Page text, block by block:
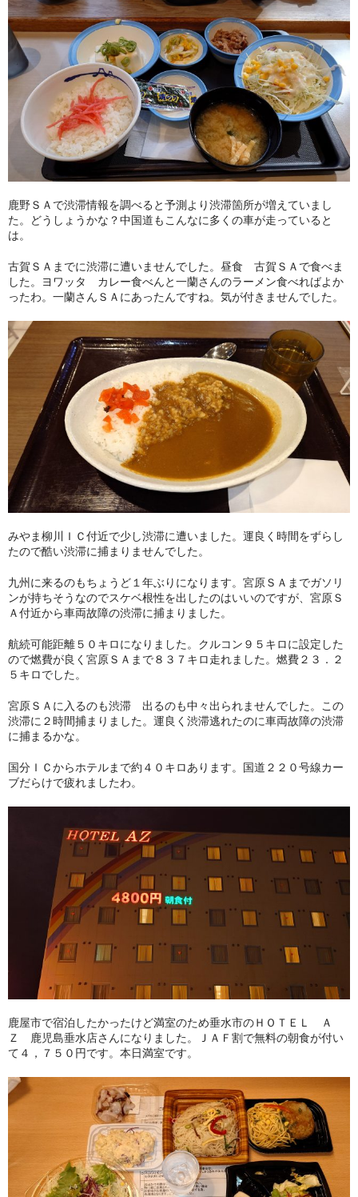
鹿野ＳＡで渋滞情報を調べると予測より渋滞箇所が増えていまし
た。どうしょうかな？中国道もこんなに多くの車が走っていると
は。
古賀ＳＡまでに渋滞に遭いませんでした。昼食 古賀ＳＡで食べま
した。ヨワッタ カレー食べんと一蘭さんのラーメン食べればよか
ったわ。一蘭さんＳＡにあったんですね。気が付きませんでした。
みやま柳川ＩＣ付近で少し渋滞に遭いました。運良く時間をずらし
たので酷い渋滞に捕まりませんでした。
九州に来るのもちょうど１年ぶりになります。宮原ＳＡまでガソリ
ンが持ちそうなのでスケベ根性を出したのはいいのですが、宮原Ｓ
Ａ付近から車両故障の渋滞に捕まりました。
航続可能距離５０キロになりました。クルコン９５キロに設定した
ので燃費が良く宮原ＳＡまで８３７キロ走れました。燃費２３．２
５キロでした。
宮原ＳＡに入るのも渋滞 出るのも中々出られませんでした。この
渋滞に２時間捕まりました。運良く渋滞逃れたのに車両故障の渋滞
に捕まるかな。
国分ＩＣからホテルまで約４０キロあります。国道２２０号線カー
ブだらけで疲れましたわ。
鹿屋市で宿泊したかったけど満室のため垂水市のＨＯＴＥＬ Ａ
Ｚ 鹿児島垂水店さんになりました。ＪＡＦ割で無料の朝食が付い
て４，７５０円です。本日満室です。